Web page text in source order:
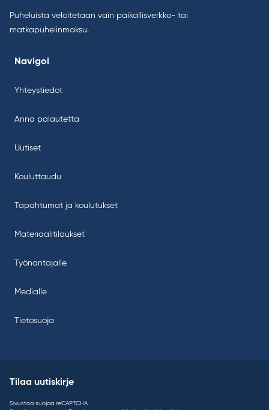
Puheluista veloitetaan vain paikallisverkko- tai
matkapuhelinmaksu.
Navigoi
Yhteystiedot
Anna palautetta
Uutiset
Kouluttaudu
Tapahtumat ja koulutukset
Materiaalitilaukset
Työnantajalle
Medialle
Tietosuoja
Tilaa uutiskirje
Sivustoa suojaa reCAPTCHA.